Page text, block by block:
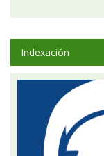
Indexación